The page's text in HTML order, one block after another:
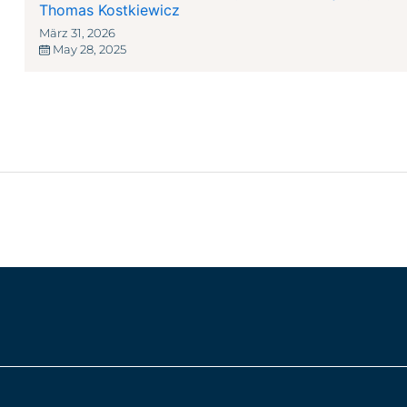
Thomas Kostkiewicz
März 31, 2026
May 28, 2025